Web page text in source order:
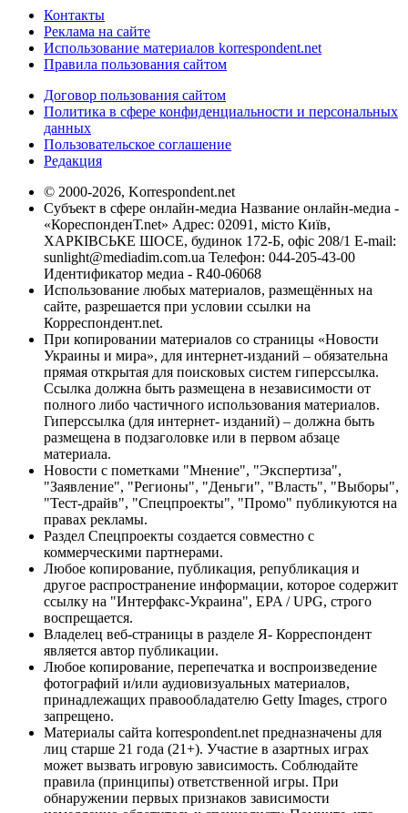
Контакты
Реклама на сайте
Использование материалов korrespondent.net
Правила пользования сайтом
Договор пользования сайтом
Политика в сфере конфиденциальности и персональных
данных
Пользовательское соглашение
Редакция
© 2000-2026, Korrespondent.net
Субъект в сфере онлайн-медиа Название онлайн-медиа -
«КореспонденТ.net» Адрес: 02091, місто Київ,
ХАРКІВСЬКЕ ШОСЕ, будинок 172-Б, офіс 208/1 E-mail:
sunlight@mediadim.com.ua Телефон: 044-205-43-00
Идентификатор медиа - R40-06068
Использование любых материалов, размещённых на
сайте, разрешается при условии ссылки на
Корреспондент.net.
При копировании материалов со страницы «Новости
Украины и мира», для интернет-изданий – обязательна
прямая открытая для поисковых систем гиперссылка.
Ссылка должна быть размещена в независимости от
полного либо частичного использования материалов.
Гиперссылка (для интернет- изданий) – должна быть
размещена в подзаголовке или в первом абзаце
материала.
Новости с пометками "Мнение", "Экспертиза",
"Заявление", "Регионы", "Деньги", "Власть", "Выборы",
"Тест-драйв", "Спецпроекты", "Промо" публикуются на
правах рекламы.
Раздел Спецпроекты создается совместно с
коммерческими партнерами.
Любое копирование, публикация, републикация и
другое распространение информации, которое содержит
ссылку на "Интерфакс-Украина", EPA / UPG, строго
воспрещается.
Владелец веб-страницы в разделе Я- Корреспондент
является автор публикации.
Любое копирование, перепечатка и воспроизведение
фотографий и/или аудиовизуальных материалов,
принадлежащих правообладателю Getty Images, строго
запрещено.
Материалы сайта korrespondent.net предназначены для
лиц старше 21 года (21+). Участие в азартных играх
может вызвать игровую зависимость. Соблюдайте
правила (принципы) ответственной игры. При
обнаружении первых признаков зависимости